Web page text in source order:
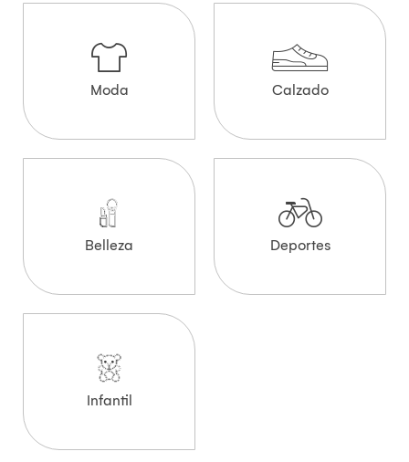
Moda Calzado
Belleza Deportes
Infantil